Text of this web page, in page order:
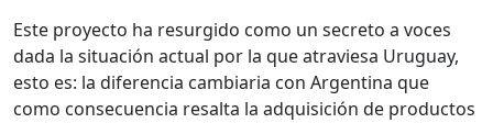
Este proyecto ha resurgido como un secreto a voces
dada la situación actual por la que atraviesa Uruguay,
esto es: la diferencia cambiaria con Argentina que
como consecuencia resalta la adquisición de productos